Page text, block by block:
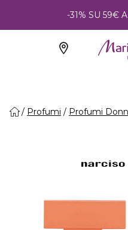
-31% SU 59€
Profumi Profumi